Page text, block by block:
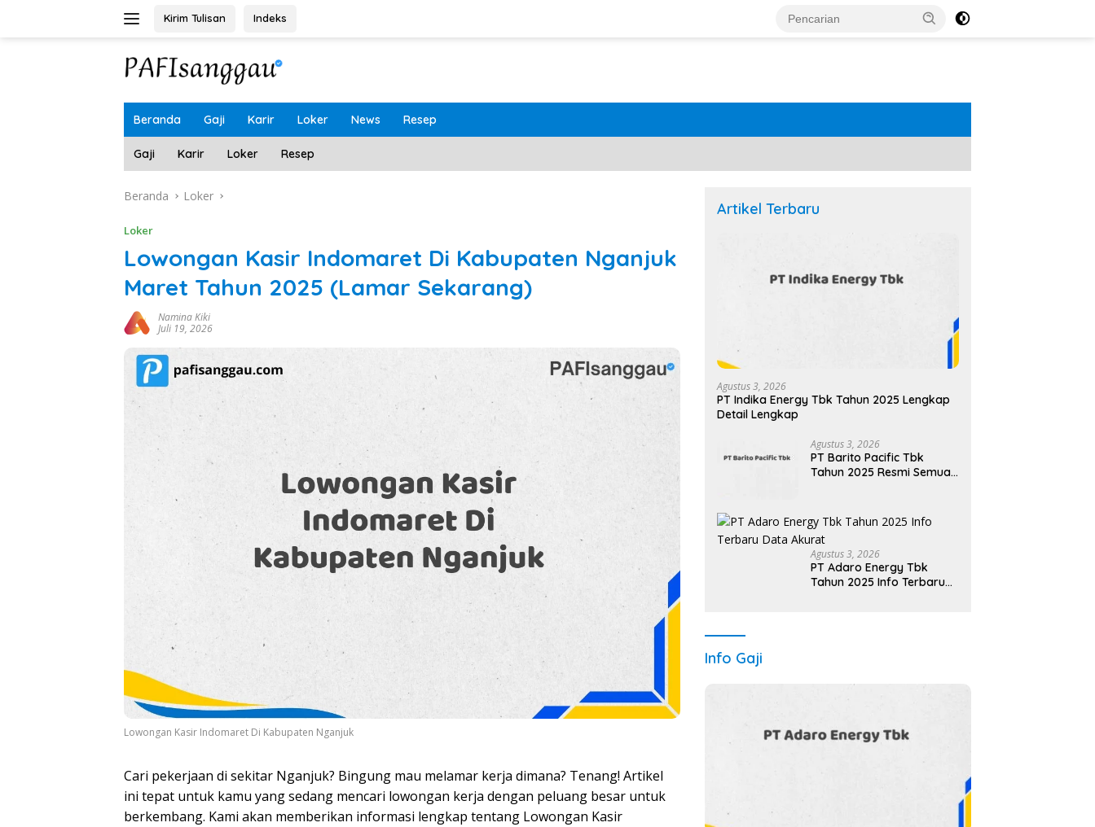
Kirim Tulisan Indeks
Beranda Gaji Karir Loker News Resep
Gaji Karir Loker Resep
Beranda Loker
Loker
Lowongan Kasir Indomaret Di Kabupaten Nganjuk
Maret Tahun 2025 (Lamar Sekarang)
Namina Kiki
Juli 19, 2026
Lowongan Kasir Indomaret Di Kabupaten Nganjuk
Cari pekerjaan di sekitar Nganjuk? Bingung mau melamar kerja dimana? Tenang! Artikel
ini tepat untuk kamu yang sedang mencari lowongan kerja dengan peluang besar untuk
berkembang. Kami akan memberikan informasi lengkap tentang Lowongan Kasir
Artikel Terbaru
Agustus 3, 2026
PT Indika Energy Tbk Tahun 2025 Lengkap
Detail Lengkap
Agustus 3, 2026
PT Barito Pacific Tbk
Tahun 2025 Resmi Semua
Agustus 3, 2026
PT Adaro Energy Tbk
Tahun 2025 Info Terbaru
Info Gaji